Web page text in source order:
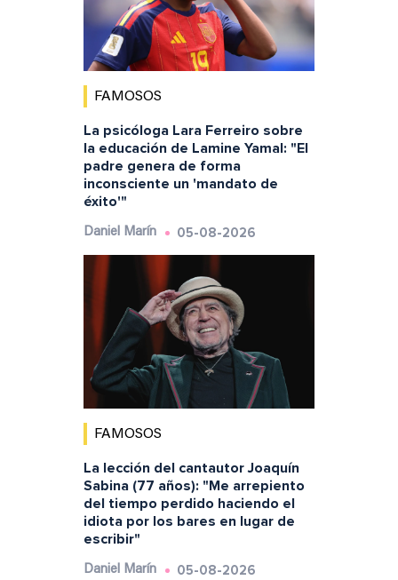
FAMOSOS
La psicóloga Lara Ferreiro sobre
la educación de Lamine Yamal: "El
padre genera de forma
inconsciente un 'mandato de
éxito'"
Daniel Marín 05-08-2026
FAMOSOS
La lección del cantautor Joaquín
Sabina (77 años): "Me arrepiento
del tiempo perdido haciendo el
idiota por los bares en lugar de
escribir"
Daniel Marín 05-08-2026